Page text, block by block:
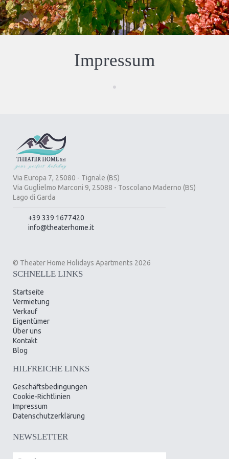
Impressum
Via Europa 7, 25080 - Tignale (BS)
Via Guglielmo Marconi 9, 25088 - Toscolano Maderno (BS)
Lago di Garda
+39 339 1677420
info@theaterhome.it
© Theater Home Holidays Apartments 2026
SCHNELLE LINKS
Startseite
Vermietung
Verkauf
Eigentümer
Über uns
Kontakt
Blog
HILFREICHE LINKS
Geschäftsbedingungen
Cookie-Richtlinien
Impressum
Datenschutzerklärung
NEWSLETTER